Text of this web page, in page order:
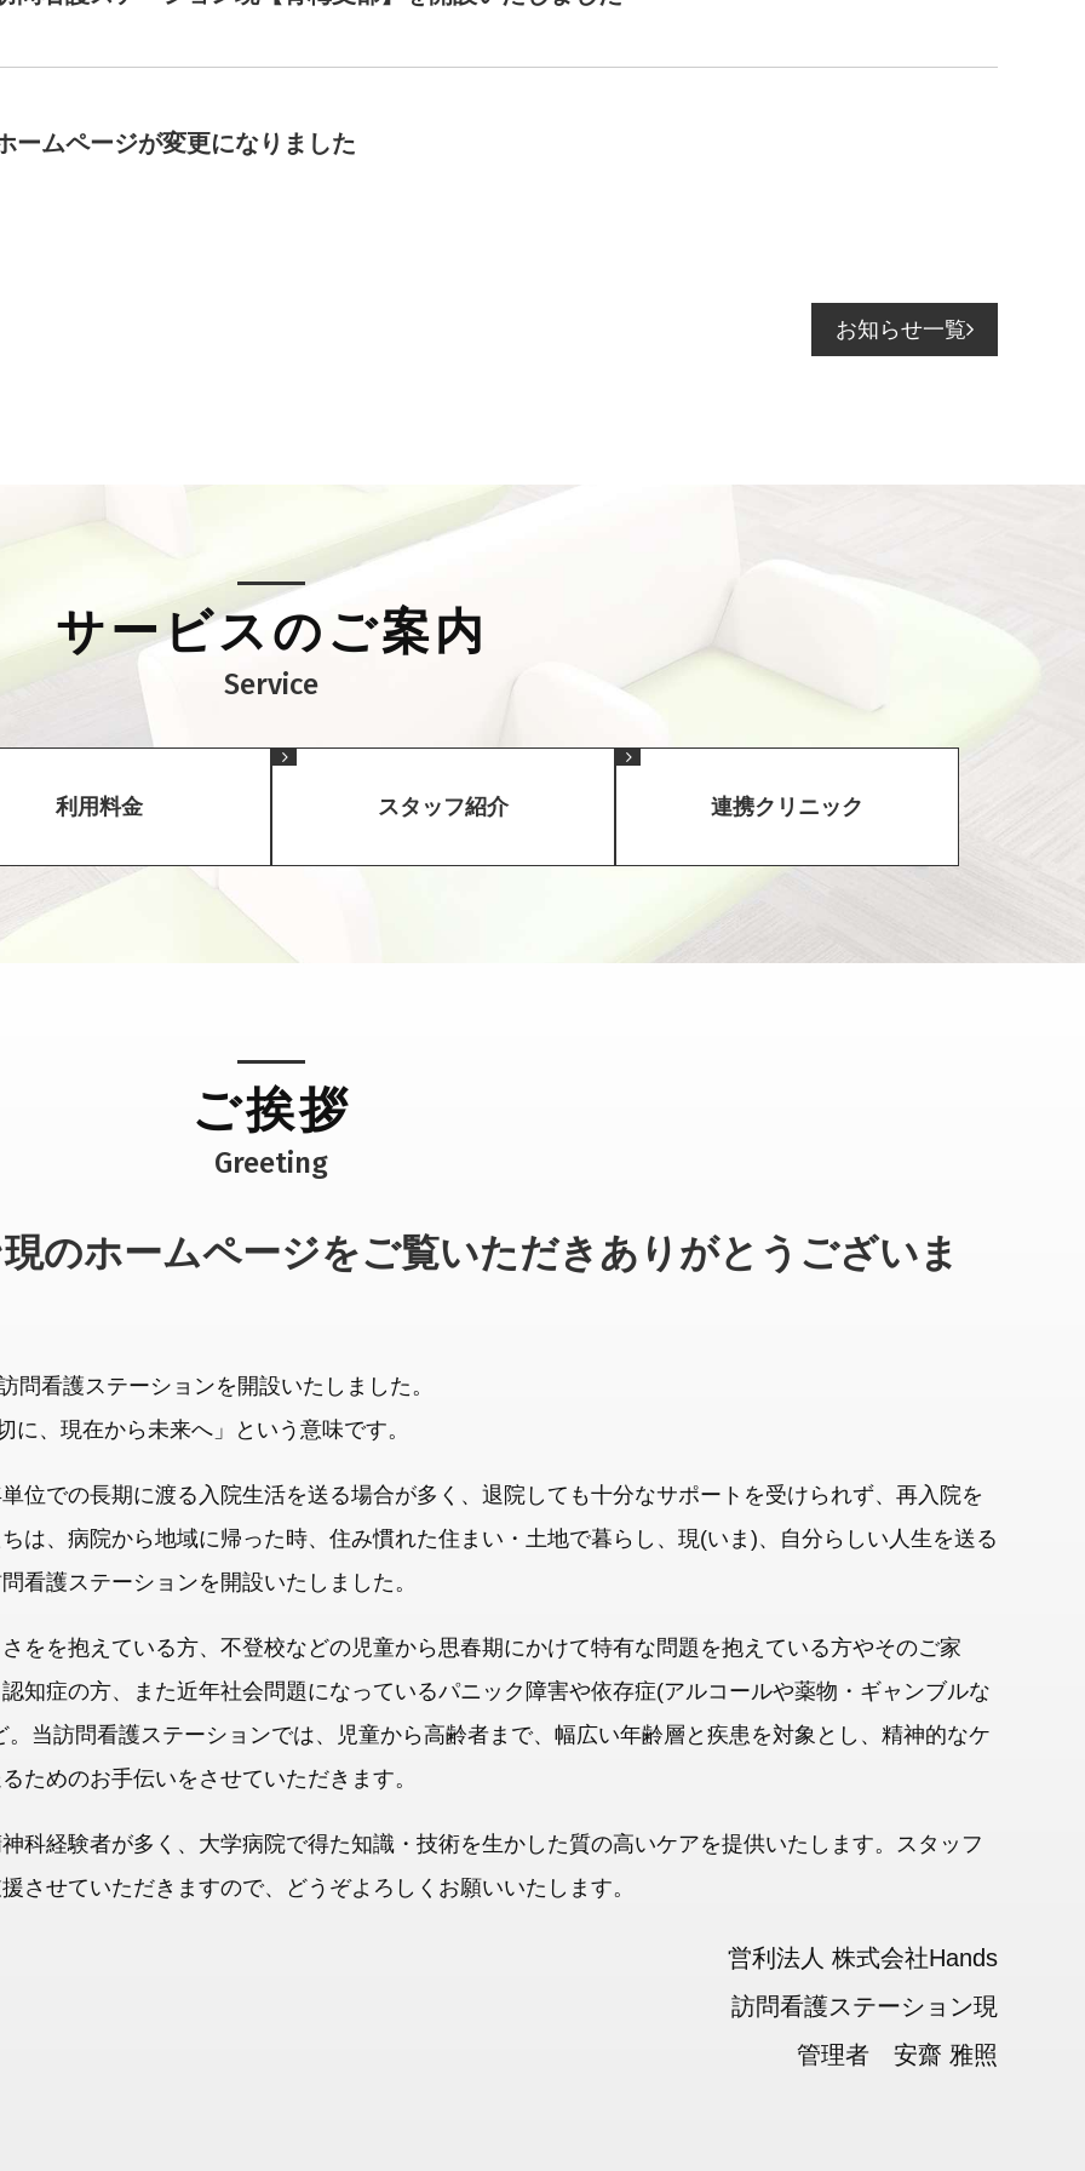
ームページが変更になりました
お知らせ一覧
サービスのご案内
利用料金 スタッフ紹介 連携クリニック
ご挨拶
のホームページをご覧いただきありがとうございま
看護ステーションを開設いたしました。
、現在から未来へ」という意味です。
位での長期に渡る入院生活を送る場合が多く、退院しても十分なサポートを受けられず、再入院を
は、病院から地域に帰った時、住み慣れた住まい・土地で暮らし、現(いま)、自分らしい人生を送る
看護ステーションを開設いたしました。
をを抱えている方、不登校などの児童から思春期にかけて特有な問題を抱えている方やそのご家
知症の方、また近年社会問題になっているパニック障害や依存症(アルコールや薬物・ギャンブルな
当訪問看護ステーションでは、児童から高齢者まで、幅広い年齢層と疾患を対象とし、精神的なケ
ためのお手伝いをさせていただきます。
科経験者が多く、大学病院で得た知識・技術を生かした質の高いケアを提供いたします。スタッフ
させていただきますので、どうぞよろしくお願いいたします。
営利法人 株式会社Hands
訪問看護ステーション現
管理者 安齋 雅照